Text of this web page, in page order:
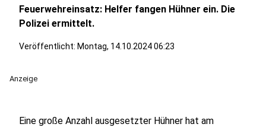
Feuerwehreinsatz: Helfer fangen Hühner ein. Die
Polizei ermittelt.
Veröffentlicht: Montag, 14.10.2024 06:23
Anzeige
Eine große Anzahl ausgesetzter Hühner hat am